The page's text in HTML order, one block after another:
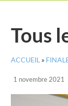
Tous
ACCUEIL »
1 novembre 2021